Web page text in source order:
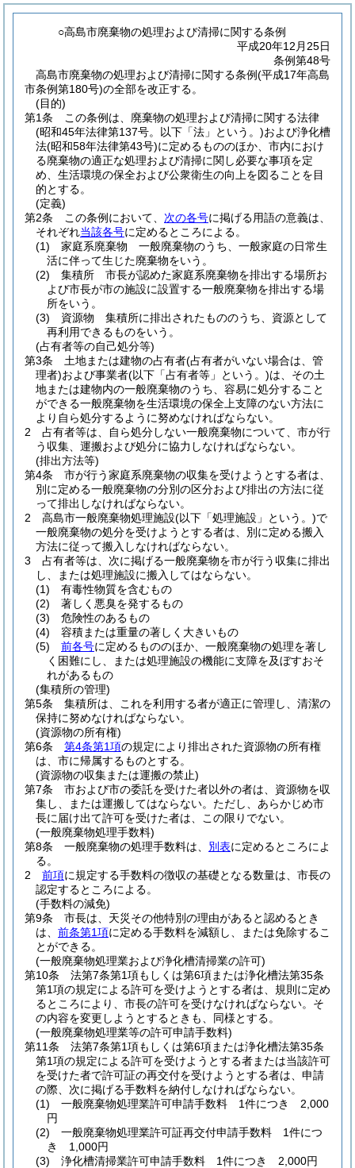
○高島市廃棄物の処理および清掃に関する条例
平成20年12月25日
条例第48号
高島市廃棄物の処理および清掃に関する条例(平成17年高島
市条例第180号)の全部を改正する。
(目的)
第1条
この条例は、廃棄物の処理および清掃に関する法律
(昭和45年法律第137号。以下「法」という。)および浄化槽
法(昭和58年法律第43号)に定めるもののほか、市内におけ
る廃棄物の適正な処理および清掃に関し必要な事項を定
め、生活環境の保全および公衆衛生の向上を図ることを目
的とする。
(定義)
第2条
この条例において、 次の各号に掲げる用語の意義は、
それぞれ当該各号に定めるところによる。
(1)
家庭系廃棄物 一般廃棄物のうち、一般家庭の日常生
活に伴って生じた廃棄物をいう。
(2)
集積所 市長が認めた家庭系廃棄物を排出する場所お
よび市長が市の施設に設置する一般廃棄物を排出する場
所をいう。
(3)
資源物 集積所に排出されたもののうち、資源として
再利用できるものをいう。
(占有者等の自己処分等)
第3条
土地または建物の占有者(占有者がいない場合は、管
理者)および事業者(以下「占有者等」という。)は、その土
地または建物内の一般廃棄物のうち、容易に処分すること
ができる一般廃棄物を生活環境の保全上支障のない方法に
より自ら処分するように努めなければならない。
2
占有者等は、自ら処分しない一般廃棄物について、市が行
う収集、運搬および処分に協力しなければならない。
(排出方法等)
第4条
市が行う家庭系廃棄物の収集を受けようとする者は、
別に定める一般廃棄物の分別の区分および排出の方法に従
って排出しなければならない。
2
高島市一般廃棄物処理施設(以下「処理施設」という。)で
一般廃棄物の処分を受けようとする者は、別に定める搬入
方法に従って搬入しなければならない。
3
占有者等は、次に掲げる一般廃棄物を市が行う収集に排出
し、または処理施設に搬入してはならない。
(1)
有毒性物質を含むもの
(2)
著しく悪臭を発するもの
(3)
危険性のあるもの
(4)
容積または重量の著しく大きいもの
(5)
前各号に定めるもののほか、一般廃棄物の処理を著し
く困難にし、または処理施設の機能に支障を及ぼすおそ
れがあるもの
(集積所の管理)
第5条
集積所は、これを利用する者が適正に管理し、清潔の
保持に努めなければならない。
(資源物の所有権)
第6条
第4条第1項の規定により排出された資源物の所有権
は、市に帰属するものとする。
(資源物の収集または運搬の禁止)
第7条
市および市の委託を受けた者以外の者は、資源物を収
集し、または運搬してはならない。 ただし、あらかじめ市
長に届け出て許可を受けた者は、この限りでない。
(一般廃棄物処理手数料)
第8条
一般廃棄物の処理手数料は、 別表に定めるところによ
る。
2
前項に規定する手数料の徴収の基礎となる数量は、市長の
認定するところによる。
(手数料の減免)
第9条
市長は、天災その他特別の理由があると認めるとき
は、 前条第1項に定める手数料を減額し、または免除するこ
とができる。
(一般廃棄物処理業および浄化槽清掃業の許可)
第10条
法第7条第1項もしくは第6項または浄化槽法第35条
第1項の規定による許可を受けようとする者は、規則に定め
るところにより、市長の許可を受けなければならない。 そ
の内容を変更しようとするときも、同様とする。
(一般廃棄物処理業等の許可申請手数料)
第11条
法第7条第1項もしくは第6項または浄化槽法第35条
第1項の規定による許可を受けようとする者または当該許可
を受けた者で許可証の再交付を受けようとする者は、申請
の際、次に掲げる手数料を納付しなければならない。
(1)
一般廃棄物処理業許可申請手数料 1件につき 2,000
円
(2)
一般廃棄物処理業許可証再交付申請手数料 1件につ
き 1,000円
(3)
浄化槽清掃業許可申請手数料 1件につき 2,000円